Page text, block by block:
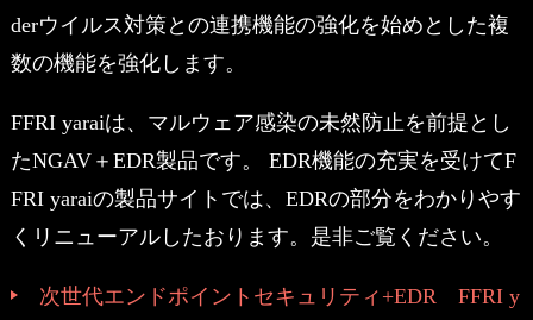
derウイルス対策との連携機能の強化を始めとした複
数の機能を強化します。
FFRI yaraiは、マルウェア感染の未然防止を前提とし
たNGAV＋EDR製品です。 EDR機能の充実を受けてF
FRI yaraiの製品サイトでは、EDRの部分をわかりやす
くリニューアルしたおります。是非ご覧ください。
次世代エンドポイントセキュリティ+EDR FFRI y